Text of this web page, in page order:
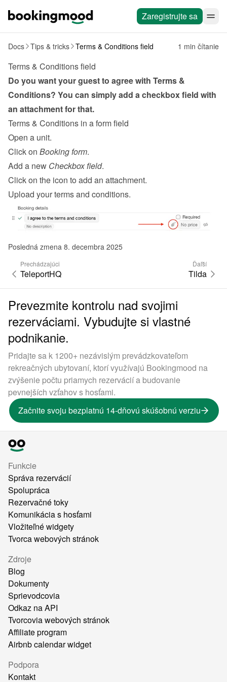
Zaregistrujte sa
Docs Tips & tricks Terms & Conditions field 1 min čítanie
Terms & Conditions field
Do you want your guest to agree with Terms &
Conditions? You can simply add a checkbox field with
an attachment for that.
Terms & Conditions in a form field
Open a unit.
Click on Booking form.
Add a new Checkbox field.
Click on the icon to add an attachment.
Upload your terms and conditions.
Posledná zmena 8. decembra 2025
Prechádzajúci
TeleportHQ
Ďaľší
Tilda
Prevezmite kontrolu nad svojimi
rezerváciami. Vybudujte si vlastné
podnikanie.
Pridajte sa k 1200+ nezávislým prevádzkovateľom
rekreačných ubytovaní, ktorí využívajú Bookingmood na
zvýšenie počtu priamych rezervácií a budovanie
pevnejších vzťahov s hosťami.
Začnite svoju bezplatnú 14-dňovú skúšobnú verziu
Funkcie
Správa rezervácií
Spolupráca
Rezervačné toky
Komunikácia s hosťami
Vložiteľné widgety
Tvorca webových stránok
Zdroje
Blog
Dokumenty
Sprievodcovia
Odkaz na API
Tvorcovia webových stránok
Affiliate program
Airbnb calendar widget
Podpora
Kontakt